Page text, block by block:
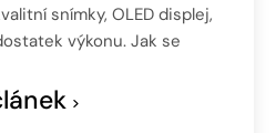
snímky, OLED displej,
výkonu. Jak se